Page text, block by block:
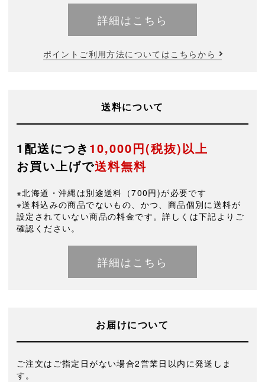
詳細はこちら
ポイントご利用方法についてはこちらから
送料について
1配送につき 10,000円(税抜)以上
お買い上げで送料無料
※北海道・沖縄は別途送料（700円)が必要です
※送料込みの商品でないもの、かつ、商品個別に送料が
設定されていない商品の料金です。詳しくは下記よりご
確認ください。
詳細はこちら
お届けについて
ご注文はご指定日がない場合2営業日以内に発送しま
す。